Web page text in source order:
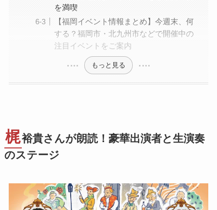
を満喫
【福岡イベント情報まとめ】今週末、何
する？福岡市・北九州市などで開催中の
注目イベントをご案内
もっと見る
梶裕貴さんが朗読！豪華出演者と生演奏
のステージ